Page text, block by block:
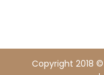
Copyright 2018